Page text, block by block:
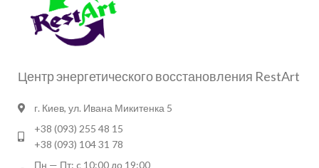
Центр энергетического восстановления RestArt
г. Киев, ул. Ивана Микитенка 5
+38 (093) 255 48 15
+38 (093) 104 31 78
Пн — Пт: c 10:00 до 19:00